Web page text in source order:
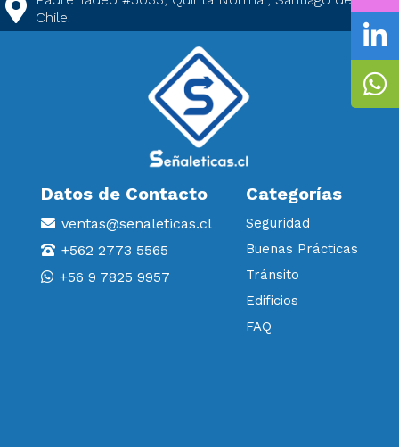
Chile.
Datos de Contacto
ventas@senaleticas.cl
+562 2773 5565
+56 9 7825 9957
Categorías
Seguridad
Buenas Prácticas
Tránsito
Edificios
FAQ